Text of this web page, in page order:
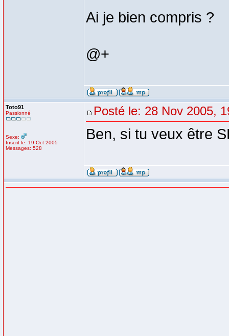
Ai je bien compris ?
@+
Toto91
Passionné
Sexe:
Inscrit le: 19 Oct 2005
Messages: 528
Posté le: 28 Nov 2005,
Ben, si tu veux être